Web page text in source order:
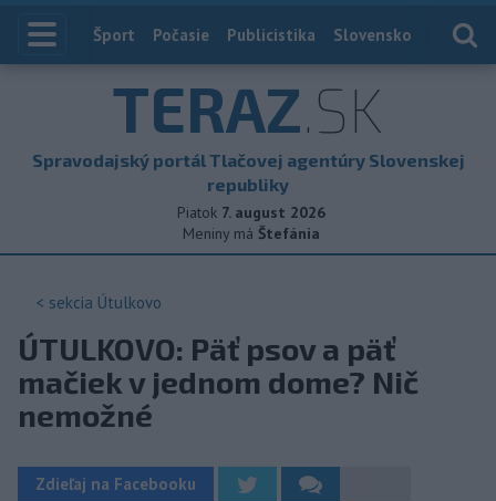
Index
Šport Počasie Publicistika Slovensko
TERAZ.SK
Spravodajský portál Tlačovej agentúry Slovenskej
republiky
Piatok 7. august 2026
Meniny má Štefánia
< sekcia Útulkovo
ÚTULKOVO: Päť psov a päť
mačiek v jednom dome? Nič
nemožné
Zdieľaj na Facebooku